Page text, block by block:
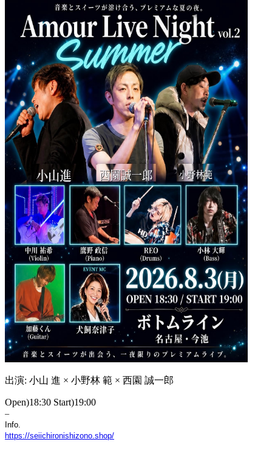
出演: 小山 進 × 小野林 範 × 西園 誠一郎
Open)18:30 Start)19:00
–
Info.
https://seiichironishizono.shop/